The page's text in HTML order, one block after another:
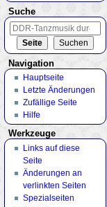
Suche
Navigation
Hauptseite
Letzte Änderungen
Zufällige Seite
Hilfe
Werkzeuge
Links auf diese
Seite
Änderungen an
verlinkten Seiten
Spezialseiten